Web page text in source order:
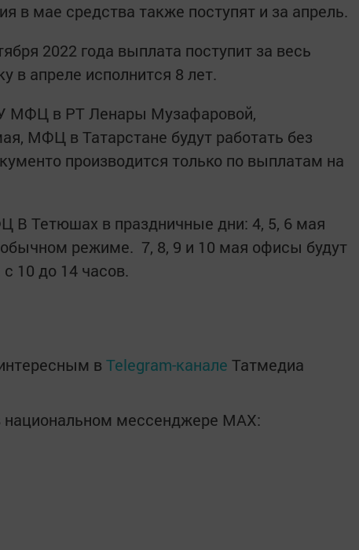
в мае средства также поступят и за апрель.
2022 года выплата поступит за весь
в апреле исполнится 8 лет.
МФЦ в РТ Ленары Музафаровой,
МФЦ в Татарстане будут работать без
производится только по выплатам на
В Тетюшах в праздничные дни: 4, 5, 6 мая
режиме. 7, 8, 9 и 10 мая офисы будут
10 до 14 часов.
в Telegram-канале Татмедиа
национальном мессенджере MАХ: